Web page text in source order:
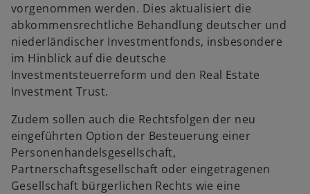
vorgenommen werden. Dies aktualisiert die
abkommensrechtliche Behandlung deutscher und
niederländischer Investmentfonds, insbesondere
im Hinblick auf die deutsche
Investmentsteuerreform und den Real Estate
Investment Trust.
Zudem sollen auch die Rechtsfolgen der neu
eingeführten Option der Besteuerung einer
Personenhandelsgesellschaft,
Partnerschaftsgesellschaft oder eingetragenen
Gesellschaft bürgerlichen Rechts wie eine